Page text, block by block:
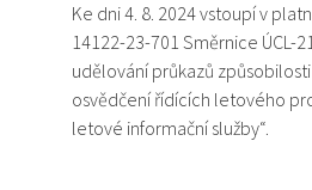
Ke dni 4. 8. 2024 vstoupí v
14122-23-701 Směrnice ÚCL-
udělování průkazů
osvědčení řídících letového
letové informační služby“.